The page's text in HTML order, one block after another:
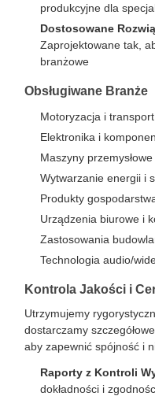
produkcyjne dla
Dostosowane
Zaprojektowane tak,
branżowe
Obsługiwane Branże
Motoryzacja i transport
Elektronika i
Maszyny
Wytwarzanie energii i
Produkty
Urządzenia biurowe i
Zastosowania
Technologia audio/
Kontrola Jakości i
Utrzymujemy
dostarczamy
aby zapewnić spójność i
Raporty z Kontroli
dokładności i